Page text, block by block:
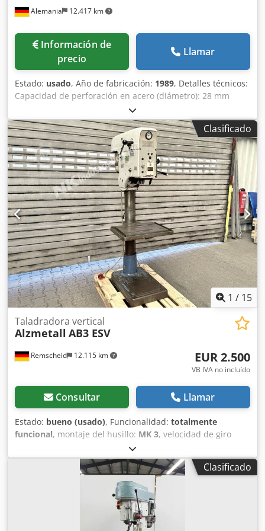
Alemania 12.417 km
Información de
precio
Llamar
Estado: usado, Año de fabricación: 1989, Detalles técnicos:
Capacidad de perforación en acero (diámetro): 28 mm
Proyección: 285 mm Carrera de perforación: 165 mm
Capacidad de taladrado en fundición: Ø 35 mm
Portahusillo MK: MK 3 Velocidad del husillo:: 65 - 1.750 / 4x
steples rpm Avance: 0,1; 0,2; 0,3 mm/rev
manual/automático Distancia husillo/mesa máx.: 80 - 680
mm Superficie de sujeción de la mesa:: 500 x 370 mm
Rotación de la mesa: 360 ° Ajuste de la mesa de taladrado:
600 mm verticales Cjdpfxou Idkze Apcerf Diámetro de la
columna: Ø 130 mm Potencia total necesaria: 7,5 kW Peso
de la máquina aprox.: 273 kg Dimensiones de la máquina
aprox. LxAnxAl: 0,9 x 0,6 x 1,9 m La máquina puede cortar
roscas, cambio de dirección izquierda/derecha
seleccionable mediante interruptor de pedal o/y tope de
profundidad La mesa se puede girar y ajustar en altura. *
Clasificado
1 / 15
Remscheid 12.115 km
Taladradora vertical
Alzmetall AB3 ESV
EUR 2.500
VB IVA no incluído
Consultar Llamar
Estado: bueno (usado), Funcionalidad: totalmente
funcional, montaje del husillo: MK 3, velocidad de giro
, velocidad de rotación (mín.):
ancho de la mesa:600 mm, longitud de la mesa:470 mm,
A la venta hay una taladradora de columna de la marca
Alzmetall en buen estado de uso, como se muestra en las
imágenes. Datos técnicos: • Fabricante: Alzmetall • Modelo:
AB3-ESV • Velocidad: aprox. 55 - 1.450 rpm • Carrera del
husillo: aprox. 180 mm • Avances automáticos: 0,1/0,2/0,3
Clasificado